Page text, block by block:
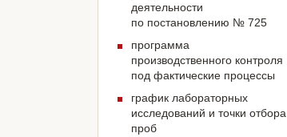
деятельности
по постановлению № 725
программа
производственного контроля
под фактические процессы
график лабораторных
исследований и точки отбора
проб